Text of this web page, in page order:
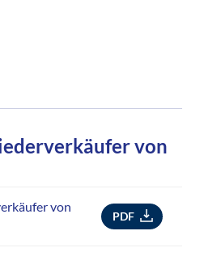
von
von
PDF